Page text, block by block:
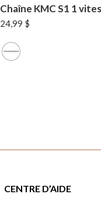
Chaîne KMC S1 1
24,99 $
CENTRE D’AIDE